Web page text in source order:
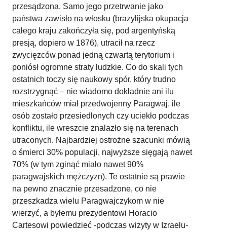
przesądzona. Samo jego przetrwanie jako
państwa zawisło na włosku (brazylijska okupacja
całego kraju zakończyła się, pod argentyńską
presją, dopiero w 1876), utracił na rzecz
zwycięzców ponad jedną czwartą terytorium i
poniósł ogromne straty ludzkie. Co do skali tych
ostatnich toczy się naukowy spór, który trudno
rozstrzygnąć – nie wiadomo dokładnie ani ilu
mieszkańców miał przedwojenny Paragwaj, ile
osób zostało przesiedlonych czy uciekło podczas
konfliktu, ile wreszcie znalazło się na terenach
utraconych. Najbardziej ostrożne szacunki mówią
o śmierci 30% populacji, najwyższe sięgają nawet
70% (w tym zginąć miało nawet 90%
paragwajskich mężczyzn). Te ostatnie są prawie
na pewno znacznie przesadzone, co nie
przeszkadza wielu Paragwajczykom w nie
wierzyć, a byłemu prezydentowi Horacio
Cartesowi powiedzieć -podczas wizyty w Izraelu-